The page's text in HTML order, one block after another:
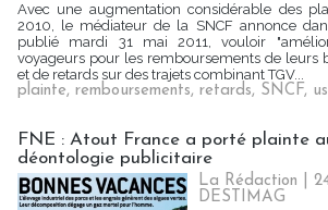
Avec une augmentation considérable des
2010, le médiateur de la SNCF annonce
publié mardi 31 mai 2011, vouloir
voyageurs pour les remboursements de leurs
et de retards sur des trajets combinant TGV...
plainte, remboursements, retards, SNCF,
FNE : Atout France a porté plainte
déontologie publicitaire
La Rédaction |
DESTIMAG